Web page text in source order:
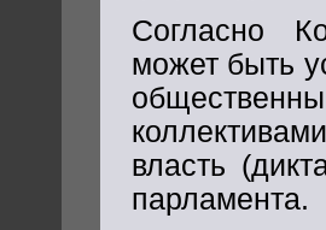
Согласно
может быть
власть
парламента.